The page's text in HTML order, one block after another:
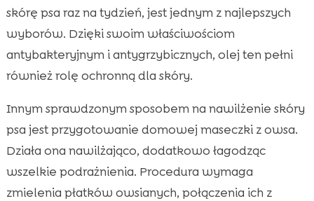
skórę psa raz na tydzień, jest jednym z najlepszych
wyborów. Dzięki swoim właściwościom
antybakteryjnym i antygrzybicznych, olej ten pełni
również rolę ochronną dla skóry.
Innym sprawdzonym sposobem na nawilżenie skóry
psa jest przygotowanie domowej maseczki z owsa.
Działa ona nawilżająco, dodatkowo łagodząc
wszelkie podrażnienia. Procedura wymaga
zmielenia płatków owsianych, połączenia ich z